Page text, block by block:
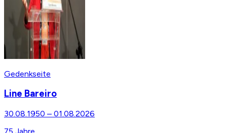
Gedenkseite
Line Bareiro
30.08.1950 – 01.08.2026